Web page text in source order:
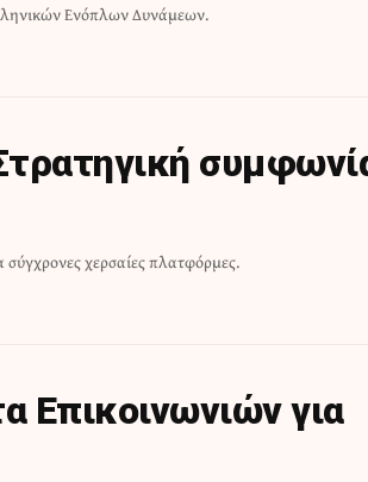
Ενόπλων Δυνάμεων.
σύγχρονες χερσαίες πλατφόρμες.
Επικοινωνιών για